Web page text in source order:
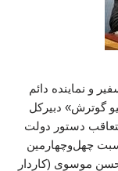
و نماینده دائم
گوترش» دبیرکل
دستور دولت
چهل‌وچهارمین
موسوی (کاردار